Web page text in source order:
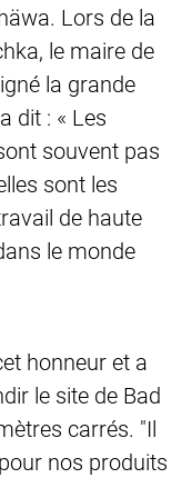
Lors de la
le maire de
la grande
dit : « Les
souvent pas
sont les
de haute
le monde
honneur et a
le site de Bad
carrés. "Il
nos produits